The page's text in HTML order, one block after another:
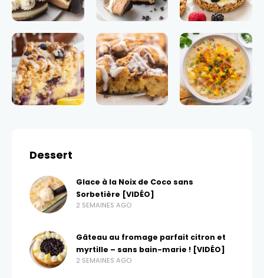
Dessert
Glace à la Noix de Coco sans
Sorbetière [VIDÉO]
2 SEMAINES AGO
Gâteau au fromage parfait citron et
myrtille – sans bain-marie ! [VIDÉO]
2 SEMAINES AGO